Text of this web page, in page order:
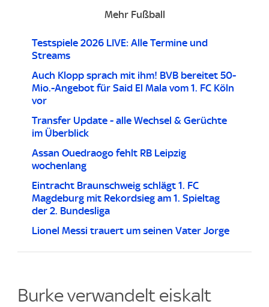
Mehr Fußball
Testspiele 2026 LIVE: Alle Termine und
Streams
Auch Klopp sprach mit ihm! BVB bereitet 50-
Mio.-Angebot für Said El Mala vom 1. FC Köln
vor
Transfer Update - alle Wechsel & Gerüchte
im Überblick
Assan Ouedraogo fehlt RB Leipzig
wochenlang
Eintracht Braunschweig schlägt 1. FC
Magdeburg mit Rekordsieg am 1. Spieltag
der 2. Bundesliga
Lionel Messi trauert um seinen Vater Jorge
Burke verwandelt eiskalt